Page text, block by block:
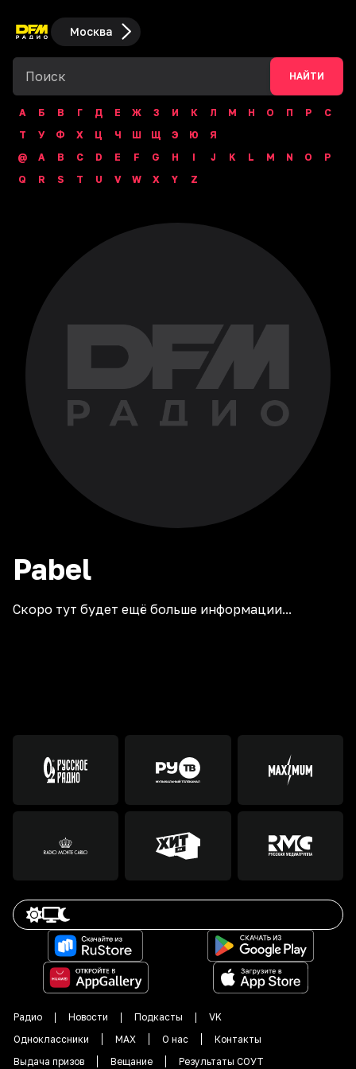
Москва
НАЙТИ
А Б В Г Д Е Ж З И К Л М Н О П Р
С
Т
У Ф Х Ц Ч Ш Щ Э Ю
Я
@
A B C D E F G H I J K L M N O
P
Q
R S T U V W X Y Z
Pabel
Скоро тут будет ещё больше информации...
Радио Новости Подкасты
VK
Одноклассники
MAX О нас
Контакты
Выдача призов
Вещание Результаты СОУТ